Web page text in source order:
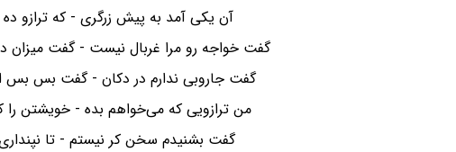
آن یکی آمد به پیش زرگری - که ترازو
گفت خواجه رو مرا غربال نیست - گفت میزان
گفت جاروبی ندارم در دکان - گفت بس بس
من ترازویی که می‌خواهم بده - خویشتن
گفت بشنیدم سخن کر نیستم - تا